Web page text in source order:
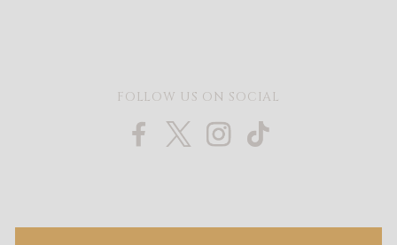
FOLLOW US ON SOCIAL